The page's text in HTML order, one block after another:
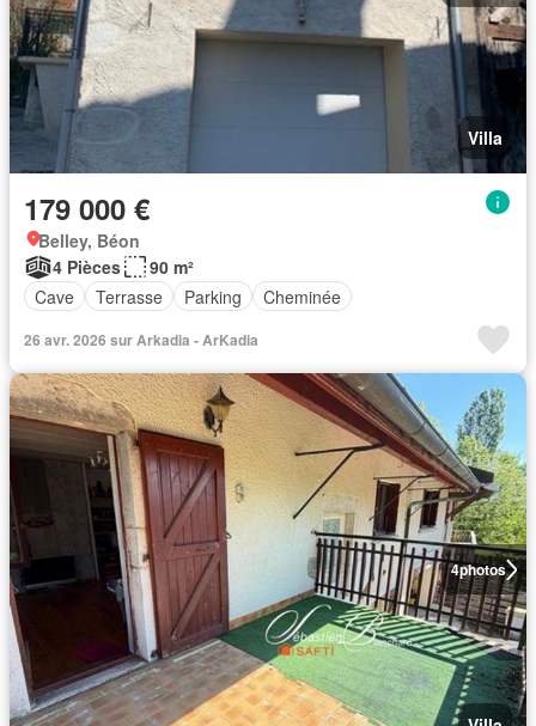
Villa
179 000 €
Belley, Béon
4 Pièces
90 m²
Cave
Terrasse Parking Cheminée
26 avr. 2026 sur Arkadia - ArKadia
4photos